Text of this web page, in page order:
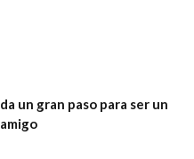
da un gran paso para ser un
amigo